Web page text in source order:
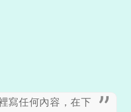
寫任何內容，在下